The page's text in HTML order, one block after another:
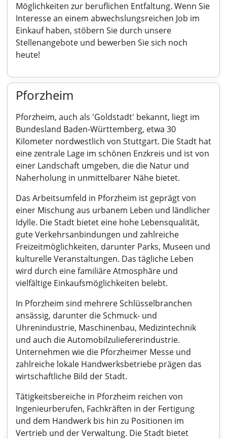
Möglichkeiten zur beruflichen Entfaltung. Wenn Sie
Interesse an einem abwechslungsreichen Job im
Einkauf haben, stöbern Sie durch unsere
Stellenangebote und bewerben Sie sich noch
heute!
Pforzheim
Pforzheim, auch als 'Goldstadt' bekannt, liegt im
Bundesland Baden-Württemberg, etwa 30
Kilometer nordwestlich von Stuttgart. Die Stadt hat
eine zentrale Lage im schönen Enzkreis und ist von
einer Landschaft umgeben, die die Natur und
Naherholung in unmittelbarer Nähe bietet.
Das Arbeitsumfeld in Pforzheim ist geprägt von
einer Mischung aus urbanem Leben und ländlicher
Idylle. Die Stadt bietet eine hohe Lebensqualität,
gute Verkehrsanbindungen und zahlreiche
Freizeitmöglichkeiten, darunter Parks, Museen und
kulturelle Veranstaltungen. Das tägliche Leben
wird durch eine familiäre Atmosphäre und
vielfältige Einkaufsmöglichkeiten belebt.
In Pforzheim sind mehrere Schlüsselbranchen
ansässig, darunter die Schmuck- und
Uhrenindustrie, Maschinenbau, Medizintechnik
und auch die Automobilzuliefererindustrie.
Unternehmen wie die Pforzheimer Messe und
zahlreiche lokale Handwerksbetriebe prägen das
wirtschaftliche Bild der Stadt.
Tätigkeitsbereiche in Pforzheim reichen von
Ingenieurberufen, Fachkräften in der Fertigung
und dem Handwerk bis hin zu Positionen im
Vertrieb und der Verwaltung. Die Stadt bietet